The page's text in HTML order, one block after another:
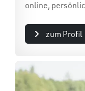
online,
zum Profil